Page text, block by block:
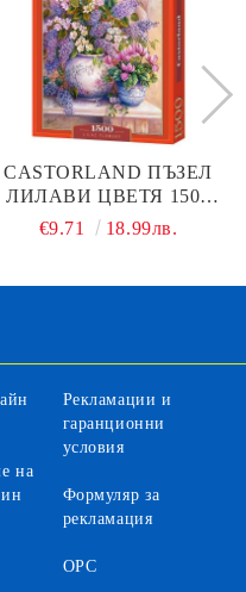
CASTORLAND ПЪЗЕЛ
ЛИЛАВИ ЦВЕТЯ 1500
ЧАСТИ - 151653
€9.71 18.99лв.
на
Рекламации и
гаранционни
условия
Формуляр за
рекламация
ОРС